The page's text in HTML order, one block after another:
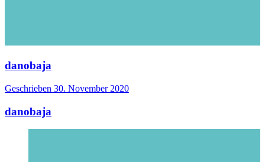
danobaja
Geschrieben 30. November 2020
danobaja